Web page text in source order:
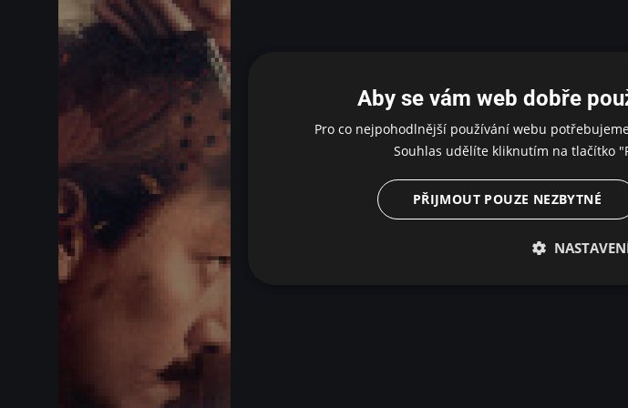
Aby se vám web dobře
Pro co nejpohodlnější používání webu
Souhlas udělíte kliknutím na tlačítko
PŘIJMOUT POUZE NEZBYTNÉ